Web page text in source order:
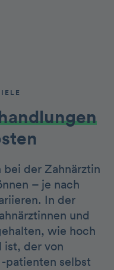
bei der Zahnärztin
– je nach
In der
und
wie hoch
ist, der von
patienten selbst